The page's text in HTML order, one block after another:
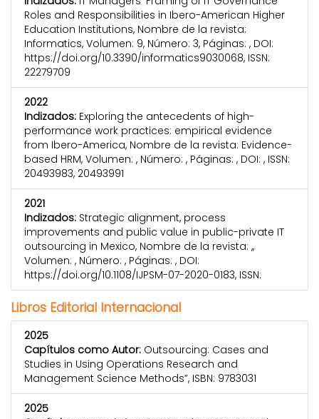
Roles and Responsibilities in Ibero-American Higher
Education Institutions, Nombre de la revista:
Informatics, Volumen: 9, Número: 3, Páginas: , DOI:
https://doi.org/10.3390/informatics9030068, ISSN:
22279709
2022
Indizados: Exploring the antecedents of high-
performance work practices: empirical evidence
from Ibero-America, Nombre de la revista: Evidence-
based HRM, Volumen: , Número: , Páginas: , DOI: , ISSN:
20493983, 20493991
2021
Indizados: Strategic alignment, process
improvements and public value in public-private IT
outsourcing in Mexico, Nombre de la revista: ,,
Volumen: , Número: , Páginas: , DOI:
https://doi.org/10.1108/IJPSM-07-2020-0183, ISSN:
Libros Editorial Internacional
2025
Capítulos como Autor: Outsourcing: Cases and
Studies in Using Operations Research and
Management Science Methods”, ISBN: 9783031
2025